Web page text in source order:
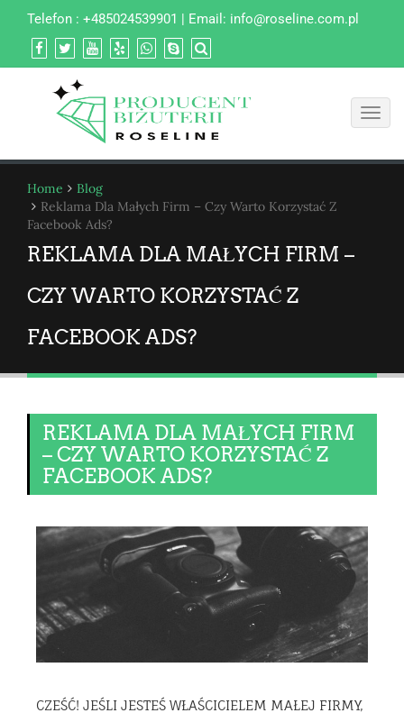
Telefon : +485024539901 | Email: info@roseline.com.pl
Home
Blog
Reklama Dla Małych Firm – Czy Warto Korzystać Z
Facebook Ads?
REKLAMA DLA MAŁYCH FIRM –
CZY WARTO KORZYSTAĆ Z
FACEBOOK ADS?
REKLAMA DLA MAŁYCH FIRM
– CZY WARTO KORZYSTAĆ Z
FACEBOOK ADS?
CZEŚĆ! JEŚLI JESTEŚ WŁAŚCICIELEM MAŁEJ FIRMY,